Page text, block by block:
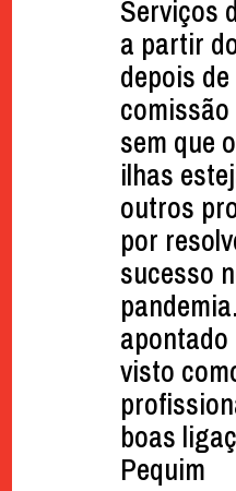
Serviços
a partir
depois
sem que
ilhas
outros
por
sucesso
visto
boas
Pequim